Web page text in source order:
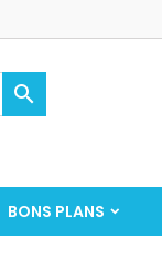

BONS PLANS